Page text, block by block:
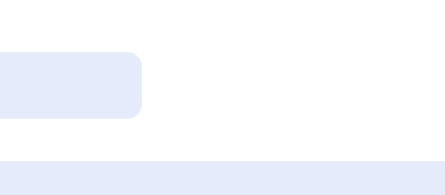
Poser les bonnes